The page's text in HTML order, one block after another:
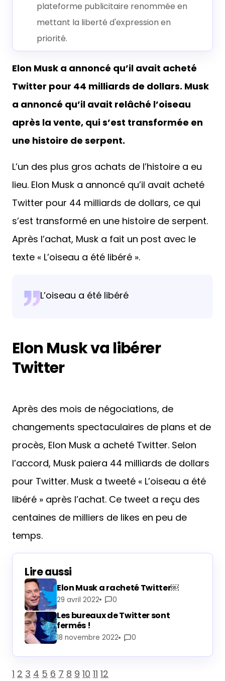
plateforme publicitaire renommée en
mettant la liberté d'expression en
priorité.
Elon Musk a annoncé qu’il avait acheté
Twitter pour 44 milliards de dollars. Musk
a annoncé qu’il avait relâché l’oiseau
après la vente, qui s’est transformée en
une histoire de serpent.
L’un des plus gros achats de l’histoire a eu
lieu. Elon Musk a annoncé qu’il avait acheté
Twitter pour 44 milliards de dollars, ce qui
s’est transformé en une histoire de serpent.
Après l’achat, Musk a fait un post avec le
texte « L’oiseau a été libéré ».
L’oiseau a été libéré
Elon Musk va libérer
Twitter
Après des mois de négociations, de
changements spectaculaires de plans et de
procès, Elon Musk a acheté Twitter. Selon
l’accord, Musk paiera 44 milliards de dollars
pour Twitter. Musk a tweeté « L’oiseau a été
libéré » après l’achat. Ce tweet a reçu des
centaines de milliers de likes en peu de
temps.
Lire aussi
Elon Musk a racheté Twitter￼
29 avril 2022 0
Les bureaux de Twitter sont
fermés !
18 novembre 2022 0
1 2 3 4 5 6 7 8 9 10 11 12